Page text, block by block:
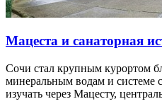
Мацеста и санаторная
Сочи стал крупным курортом
минеральным водам и системе
изучать через Мацесту,